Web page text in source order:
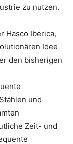
zu nutzen.
Hasco Iberica,
Idee
den bisherigen
und
Zeit- und